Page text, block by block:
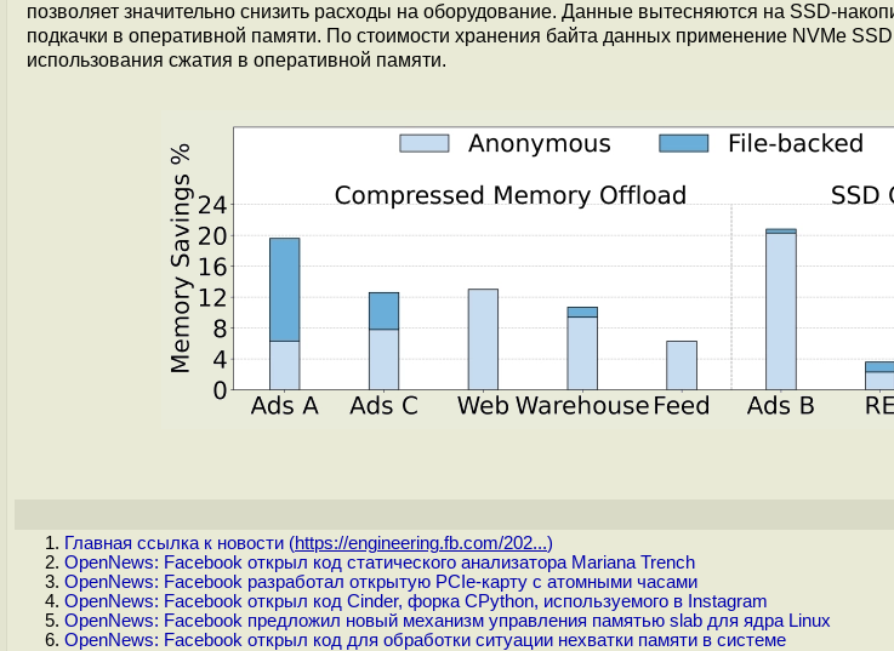
позволяет значительно снизить расходы на оборудование. Данные вытесняются на SSD-
подкачки в оперативной памяти. По стоимости хранения байта данных применение NVMe
использования сжатия в оперативной памяти.
Главная ссылка к новости (https://engineering.fb.com/202...)
OpenNews: Facebook открыл код статического анализатора Mariana Trench
OpenNews: Facebook разработал открытую PCIe-карту с атомными часами
OpenNews: Facebook открыл код Cinder, форка CPython, используемого в Instagram
OpenNews: Facebook предложил новый механизм управления памятью slab для ядра Linux
OpenNews: Facebook открыл код для обработки ситуации нехватки памяти в системе